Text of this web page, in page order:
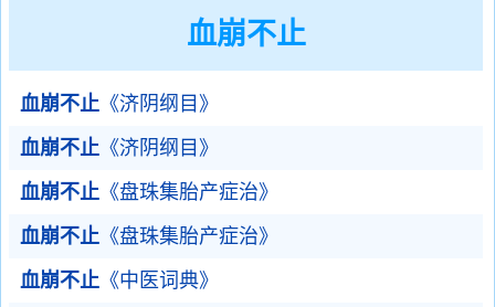
血崩不止
血崩不止 《济阴纲目》
血崩不止 《济阴纲目》
血崩不止 《盘珠集胎产症治》
血崩不止 《盘珠集胎产症治》
血崩不止 《中医词典》